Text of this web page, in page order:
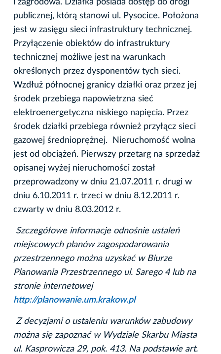
publicznej, którą stanowi ul. Pysocice. Położona
jest w zasięgu sieci infrastruktury technicznej.
Przyłączenie obiektów do infrastruktury
technicznej możliwe jest na warunkach
określonych przez dysponentów tych sieci.
Wzdłuż północnej granicy działki oraz przez jej
środek przebiega napowietrzna sieć
elektroenergetyczna niskiego napięcia. Przez
środek działki przebiega również przyłącz sieci
gazowej średnioprężnej. Nieruchomość wolna
jest od obciążeń. Pierwszy przetarg na sprzedaż
opisanej wyżej nieruchomości został
przeprowadzony w dniu 21.07.2011 r. drugi w
dniu 6.10.2011 r. trzeci w dniu 8.12.2011 r.
czwarty w dniu 8.03.2012 r.
Szczegółowe informacje odnośnie ustaleń
miejscowych planów zagospodarowania
przestrzennego można uzyskać w Biurze
Planowania Przestrzennego ul. Sarego 4 lub na
stronie internetowej
http://planowanie.um.krakow.pl
Z decyzjami o ustaleniu warunków zabudowy
można się zapoznać w Wydziale Skarbu Miasta
ul. Kasprowicza 29, pok. 413. Na podstawie art.